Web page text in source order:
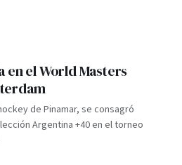
el World Masters
de Pinamar, se consagró
Argentina +40 en el torneo